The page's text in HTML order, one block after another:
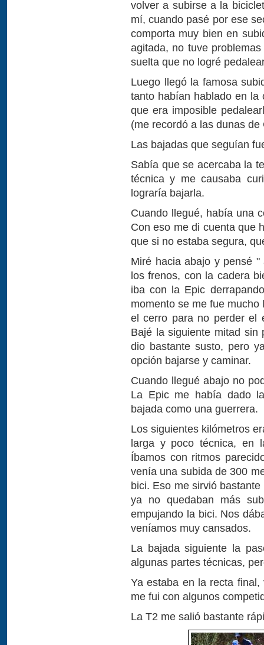
volver a subirse a la
mí, cuando pasé por ese
comporta muy bien en
agitada, no tuve
suelta que no logré
Luego llegó la famosa
tanto habían hablado en la
que era imposible
(me recordó a las dunas de
Las bajadas que seguían
Sabía que se acercaba la
técnica y me causaba
lograría bajarla.
Cuando llegué, había una
Con eso me di cuenta que
que si no estaba segura,
Miré hacia abajo y pensé
los frenos, con la cadera
iba con la Epic
momento se me fue
el cerro para no perder el
Bajé la siguiente mitad sin
dio bastante susto, pero
opción bajarse y caminar.
Cuando llegué abajo no
La Epic me había dado
bajada como una guerrera.
Los siguientes kilómetros
larga y poco técnica, en
Íbamos con ritmos
venía una subida de 300
bici. Eso me sirvió
ya no quedaban más
empujando la bici. Nos
veníamos muy cansados.
La bajada siguiente la
algunas partes técnicas,
Ya estaba en la recta
me fui con algunos
La T2 me salió bastante